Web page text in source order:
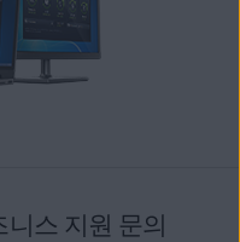
스 지원 문의